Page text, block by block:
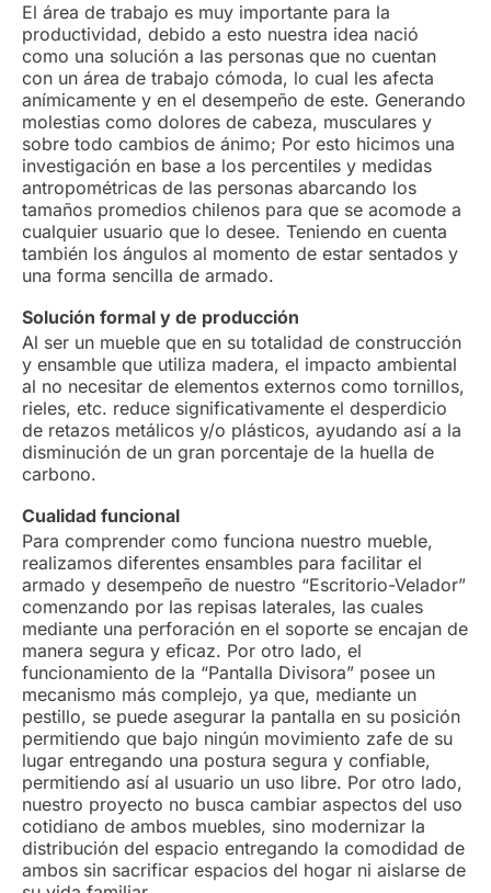
El área de trabajo es muy importante para la
productividad, debido a esto nuestra idea nació
como una solución a las personas que no cuentan
con un área de trabajo cómoda, lo cual les afecta
anímicamente y en el desempeño de este. Generando
molestias como dolores de cabeza, musculares y
sobre todo cambios de ánimo; Por esto hicimos una
investigación en base a los percentiles y medidas
antropométricas de las personas abarcando los
tamaños promedios chilenos para que se acomode a
cualquier usuario que lo desee. Teniendo en cuenta
también los ángulos al momento de estar sentados y
una forma sencilla de armado.
Solución formal y de producción
Al ser un mueble que en su totalidad de construcción
y ensamble que utiliza madera, el impacto ambiental
al no necesitar de elementos externos como tornillos,
rieles, etc. reduce significativamente el desperdicio
de retazos metálicos y/o plásticos, ayudando así a la
disminución de un gran porcentaje de la huella de
carbono.
Cualidad funcional
Para comprender como funciona nuestro mueble,
realizamos diferentes ensambles para facilitar el
armado y desempeño de nuestro “Escritorio-Velador”
comenzando por las repisas laterales, las cuales
mediante una perforación en el soporte se encajan de
manera segura y eficaz. Por otro lado, el
funcionamiento de la “Pantalla Divisora” posee un
mecanismo más complejo, ya que, mediante un
pestillo, se puede asegurar la pantalla en su posición
permitiendo que bajo ningún movimiento zafe de su
lugar entregando una postura segura y confiable,
permitiendo así al usuario un uso libre. Por otro lado,
nuestro proyecto no busca cambiar aspectos del uso
cotidiano de ambos muebles, sino modernizar la
distribución del espacio entregando la comodidad de
ambos sin sacrificar espacios del hogar ni aislarse de